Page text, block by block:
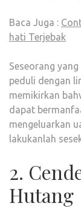
Baca Juga :
hati Terjebak
Seseorang
peduli dengan
memikirkan
dapat
mengeluarkan
lakukanlah
2.
Hutang